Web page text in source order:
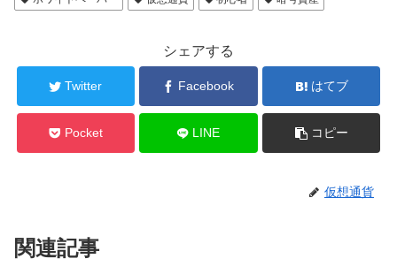
シェアする
Twitter Facebook はてブ
Pocket LINE コピー
仮想通貨
関連記事